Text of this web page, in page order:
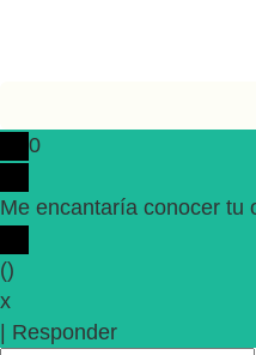
0
Me encantaría conocer tu
()
x
Responder